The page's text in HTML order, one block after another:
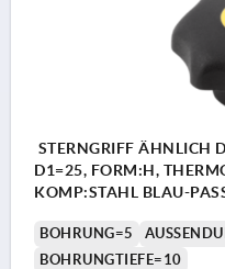
STERNGRIFF ÄHNLICH
D1=25, FORM:H,
KOMP:STAHL BLAU-
BOHRUNG=5
BOHRUNGTIEFE=10